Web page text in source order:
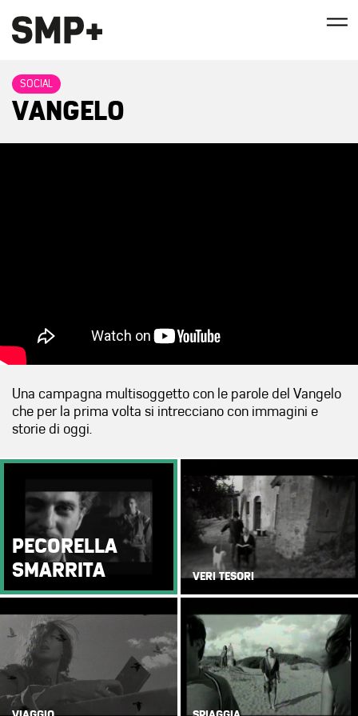
SOCIAL
VANGELO
Una campagna multisoggetto con le parole del Vangelo
che per la prima volta si intrecciano con immagini e
storie di oggi.
PECORELLA
SMARRITA
VERI TESORI